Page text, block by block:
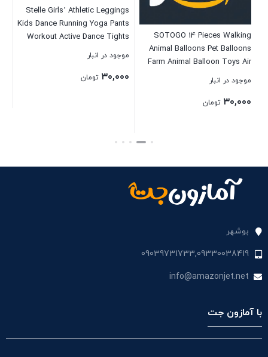
SOTOGO 14 Pieces Walking
Animal Balloons Pet Balloons
Farm Animal Balloon Toys Air
Walkers for Kids Gift Birthday
موجود در انبار
۳۰,۰۰۰ تومان
Stelle Girls’ Athletic Leggings
Kids Dance Running Yoga Pants
Workout Active Dance Tights
موجود در انبار
۳۰,۰۰۰ تومان
بوشهر
09039731733,09330038419
info@amazonjet.net
با آمازون جت